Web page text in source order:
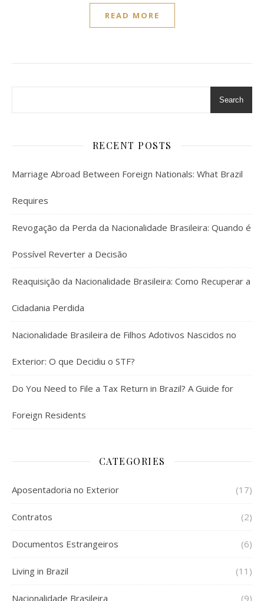
READ MORE
Search
RECENT POSTS
Marriage Abroad Between Foreign Nationals: What Brazil
Requires
Revogação da Perda da Nacionalidade Brasileira: Quando é
Possível Reverter a Decisão
Reaquisição da Nacionalidade Brasileira: Como Recuperar a
Cidadania Perdida
Nacionalidade Brasileira de Filhos Adotivos Nascidos no
Exterior: O que Decidiu o STF?
Do You Need to File a Tax Return in Brazil? A Guide for
Foreign Residents
CATEGORIES
Aposentadoria no Exterior (17)
Contratos (2)
Documentos Estrangeiros (6)
Living in Brazil (11)
Nacionalidade Brasileira (9)